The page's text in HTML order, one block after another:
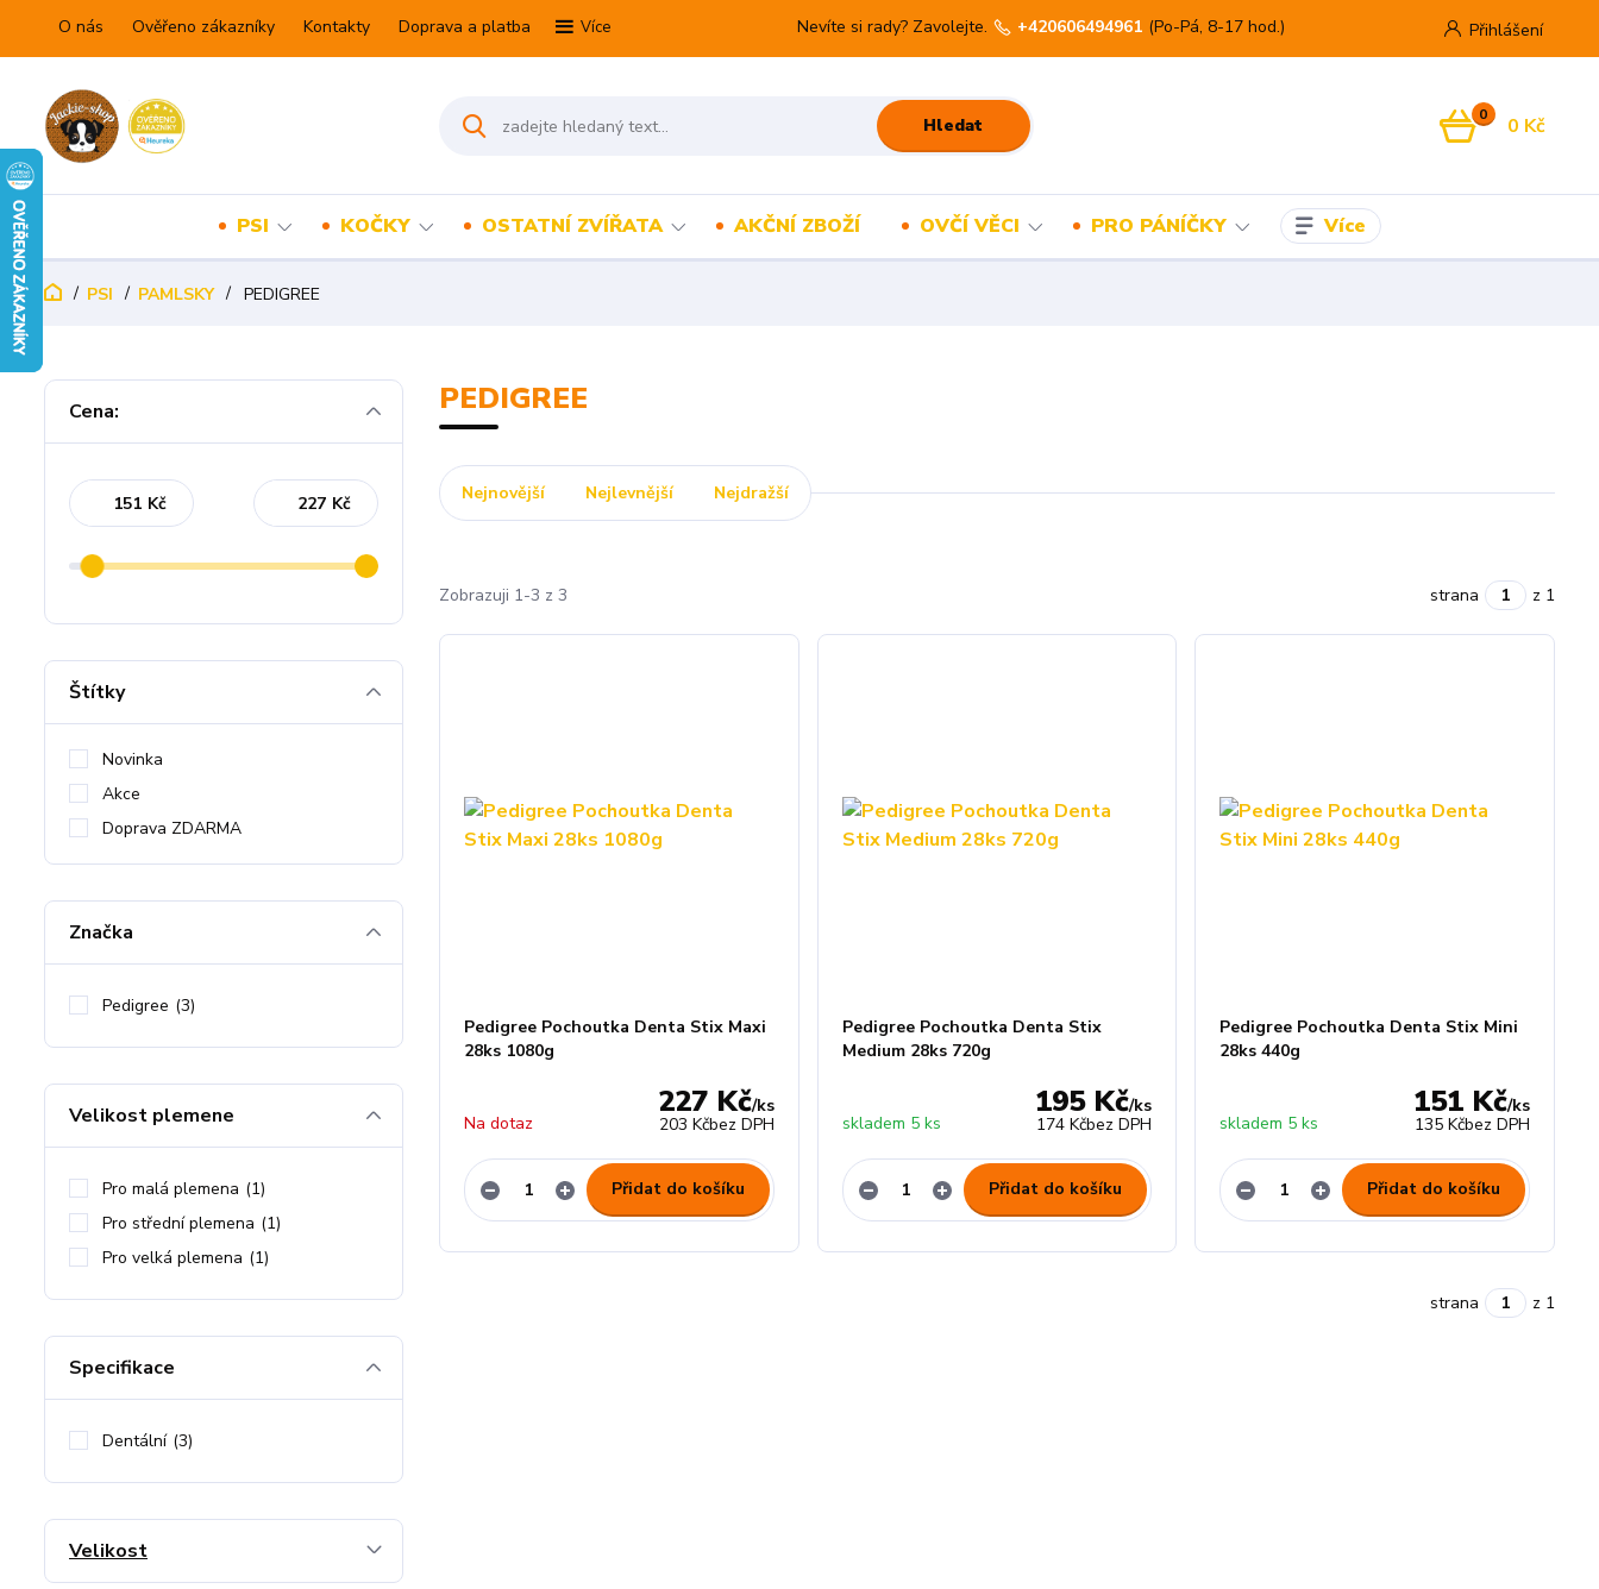
O nás Ověřeno zákazníky Kontakty Doprava a platba Více Přihlášení
Hledat
Nevíte si rady? Zavolejte. +420606494961 (Po-Pá, 8-17 hod.)
0 0 Kč
PSI KOČKY OSTATNÍ ZVÍŘATA AKČNÍ ZBOŽÍ OVČÍ VĚCI PRO PÁNÍČKY Více
PSI PAMLSKY PEDIGREE
PEDIGREE
Nejnovější Nejlevnější Nejdražší
Zobrazuji 1-3 z 3 strana z 1
Pedigree Pochoutka Denta Stix Maxi
28ks 1080g
227 Kč/ks
203 Kčbez DPH
Na dotaz
Přidat do košíku
Pedigree Pochoutka Denta Stix
Medium 28ks 720g
195 Kč/ks
174 Kčbez DPH
skladem 5 ks
Přidat do košíku
Pedigree Pochoutka Denta Stix Mini
28ks 440g
151 Kč/ks
135 Kčbez DPH
skladem 5 ks
Přidat do košíku
strana z 1
Cena:
Kč Kč
Štítky
Novinka
Akce
Doprava ZDARMA
Značka
Pedigree (3)
Velikost plemene
Pro malá plemena (1)
Pro střední plemena (1)
Pro velká plemena (1)
Specifikace
Dentální (3)
Velikost